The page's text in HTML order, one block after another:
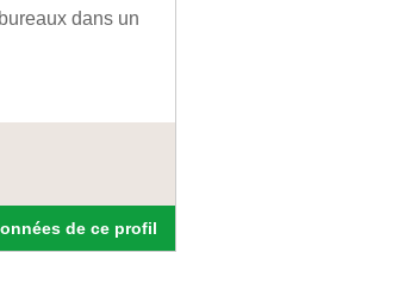
dans un
de ce profil